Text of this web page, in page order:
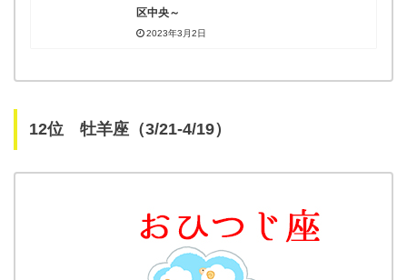
区中央～
2023年3月2日
12位 牡羊座（3/21-4/19）